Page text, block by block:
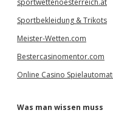
sportwettenoesterreich.at
Sportbekleidung & Trikots
Meister-Wetten.com
Bestercasinomentor.com
Online Casino
Was man wissen muss